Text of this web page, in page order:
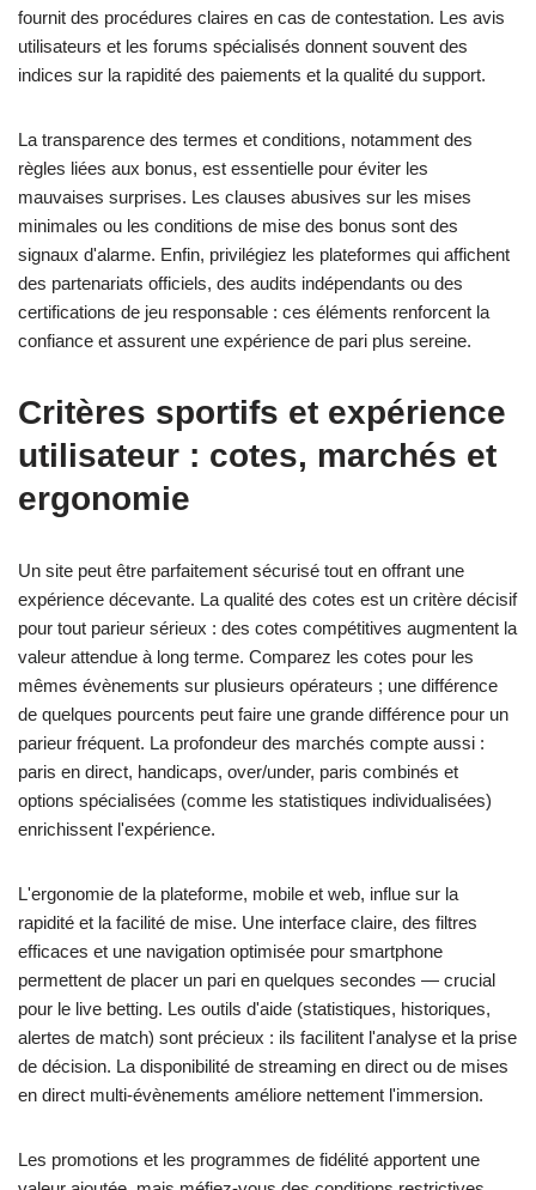
fournit des procédures claires en cas de contestation. Les avis
utilisateurs et les forums spécialisés donnent souvent des
indices sur la rapidité des paiements et la qualité du support.
La transparence des termes et conditions, notamment des
règles liées aux bonus, est essentielle pour éviter les
mauvaises surprises. Les clauses abusives sur les mises
minimales ou les conditions de mise des bonus sont des
signaux d'alarme. Enfin, privilégiez les plateformes qui affichent
des partenariats officiels, des audits indépendants ou des
certifications de jeu responsable : ces éléments renforcent la
confiance et assurent une expérience de pari plus sereine.
Critères sportifs et expérience
utilisateur : cotes, marchés et
ergonomie
Un site peut être parfaitement sécurisé tout en offrant une
expérience décevante. La qualité des cotes est un critère décisif
pour tout parieur sérieux : des cotes compétitives augmentent la
valeur attendue à long terme. Comparez les cotes pour les
mêmes évènements sur plusieurs opérateurs ; une différence
de quelques pourcents peut faire une grande différence pour un
parieur fréquent. La profondeur des marchés compte aussi :
paris en direct, handicaps, over/under, paris combinés et
options spécialisées (comme les statistiques individualisées)
enrichissent l'expérience.
L'ergonomie de la plateforme, mobile et web, influe sur la
rapidité et la facilité de mise. Une interface claire, des filtres
efficaces et une navigation optimisée pour smartphone
permettent de placer un pari en quelques secondes — crucial
pour le live betting. Les outils d'aide (statistiques, historiques,
alertes de match) sont précieux : ils facilitent l'analyse et la prise
de décision. La disponibilité de streaming en direct ou de mises
en direct multi-évènements améliore nettement l'immersion.
Les promotions et les programmes de fidélité apportent une